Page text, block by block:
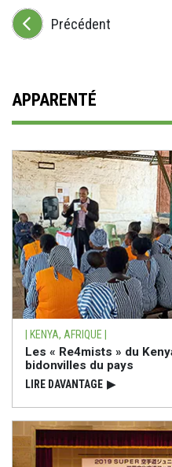
Précédent
APPARENTÉ
| KENYA, AFRIQUE |
Les « Re4mists » du
bidonvilles du pays
LIRE DAVANTAGE ▶